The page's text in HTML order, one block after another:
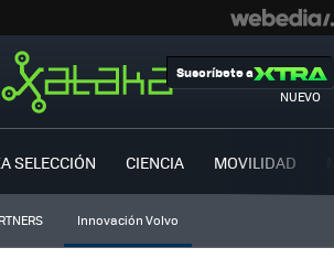
NUEVO
Suscríbete a
SELECCIÓN CIENCIA MOVILIDAD
Innovación Volvo